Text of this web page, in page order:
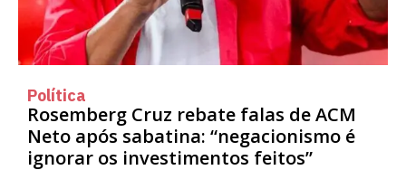
Política
Rosemberg Cruz rebate falas de ACM
Neto após sabatina: “negacionismo é
ignorar os investimentos feitos”